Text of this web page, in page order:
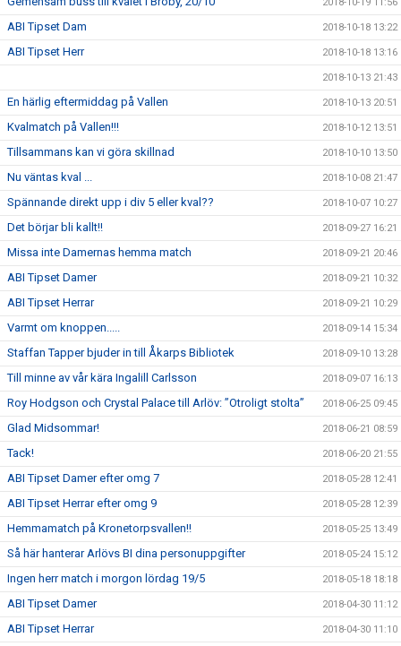
ABI Tipset Dam 2018-10-18 13:22
ABI Tipset Herr 2018-10-18 13:16
2018-10-13 21:43
En härlig eftermiddag på Vallen 2018-10-13 20:51
Kvalmatch på Vallen!!! 2018-10-12 13:51
Tillsammans kan vi göra skillnad 2018-10-10 13:50
Nu väntas kval ... 2018-10-08 21:47
Spännande direkt upp i div 5 eller kval?? 2018-10-07 10:27
Det börjar bli kallt!! 2018-09-27 16:21
Missa inte Damernas hemma match 2018-09-21 20:46
ABI Tipset Damer 2018-09-21 10:32
ABI Tipset Herrar 2018-09-21 10:29
Varmt om knoppen..... 2018-09-14 15:34
Staffan Tapper bjuder in till Åkarps Bibliotek 2018-09-10 13:28
Till minne av vår kära Ingalill Carlsson 2018-09-07 16:13
Roy Hodgson och Crystal Palace till Arlöv: ”Otroligt stolta” 2018-06-25 09:45
Glad Midsommar! 2018-06-21 08:59
Tack! 2018-06-20 21:55
ABI Tipset Damer efter omg 7 2018-05-28 12:41
ABI Tipset Herrar efter omg 9 2018-05-28 12:39
Hemmamatch på Kronetorpsvallen!! 2018-05-25 13:49
Så här hanterar Arlövs BI dina personuppgifter 2018-05-24 15:12
Ingen herr match i morgon lördag 19/5 2018-05-18 18:18
ABI Tipset Damer 2018-04-30 11:12
ABI Tipset Herrar 2018-04-30 11:10